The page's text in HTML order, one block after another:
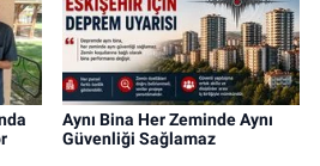
Aynı Bina Her Zeminde Aynı
Güvenliği Sağlamaz